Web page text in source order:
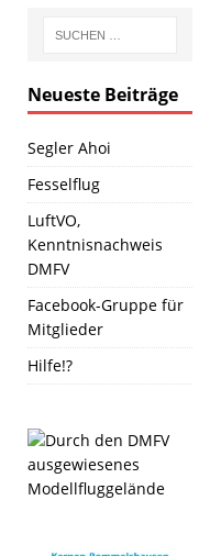
Neueste Beiträge
Segler Ahoi
Fesselflug
LuftVO,
Kenntnisnachweis
DMFV
Facebook-Gruppe für
Mitglieder
Hilfe!?